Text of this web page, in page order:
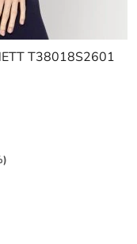
T38018S2601